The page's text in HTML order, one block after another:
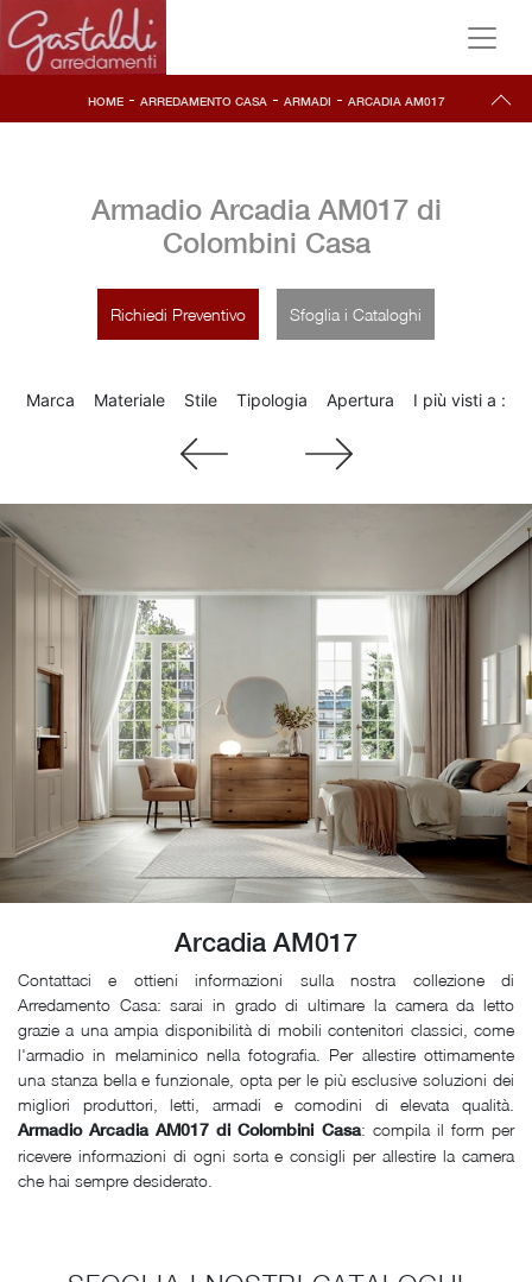
HOME- ARREDAMENTO CASA- ARMADI - ARCADIA AM017
Armadio Arcadia AM017 di
Colombini Casa
Richiedi Preventivo Sfoglia i Cataloghi
Marca Materiale Stile Tipologia Apertura I più visti a :
Arcadia AM017
Contattaci e ottieni informazioni sulla nostra collezione di
Arredamento Casa: sarai in grado di ultimare la camera da letto
grazie a una ampia disponibilità di mobili contenitori classici, come
l'armadio in melaminico nella fotografia. Per allestire ottimamente
una stanza bella e funzionale, opta per le più esclusive soluzioni dei
migliori produttori, letti, armadi e comodini di elevata qualità.
Armadio Arcadia AM017 di Colombini Casa: compila il form per
ricevere informazioni di ogni sorta e consigli per allestire la camera
che hai sempre desiderato.